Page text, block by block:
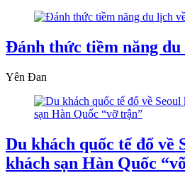
Đánh thức tiềm năng du
Yên Đan
Du khách quốc tế đổ về
khách sạn Hàn Quốc